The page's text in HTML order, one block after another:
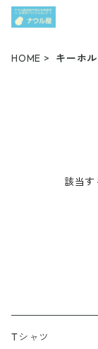
HOME キーホ
該当す
Tシャツ